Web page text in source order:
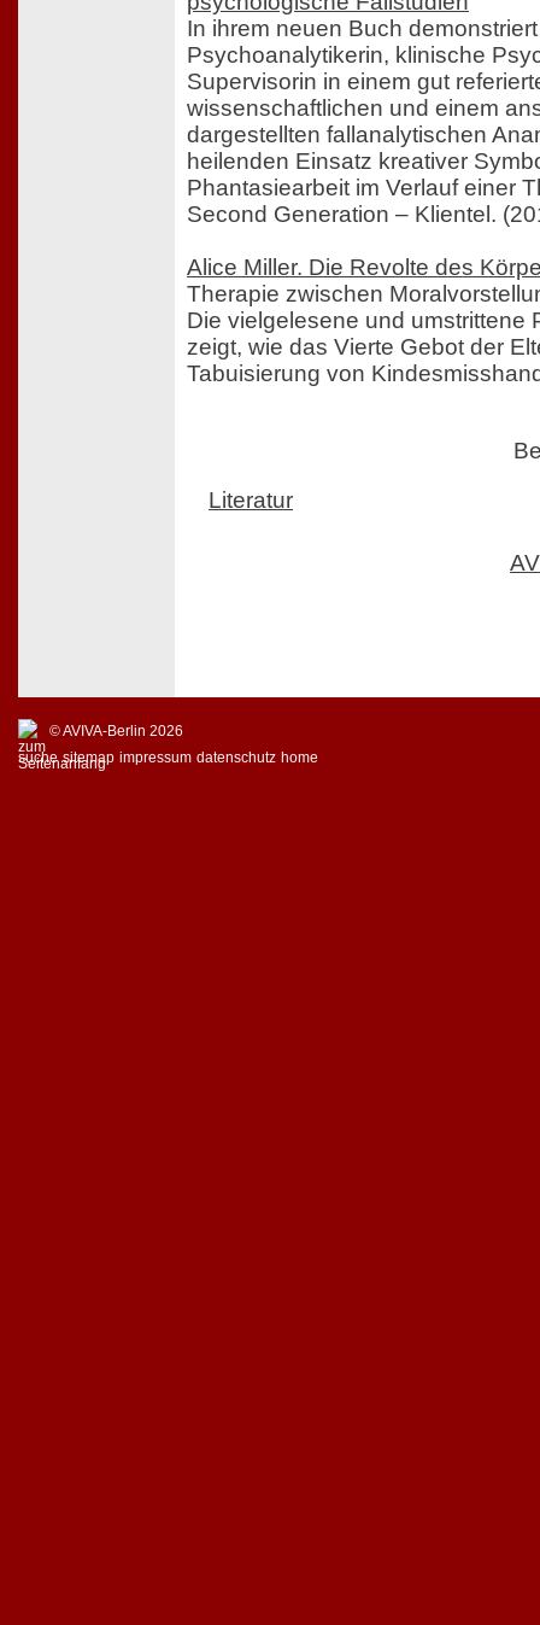
In ihrem neuen Buch
Psychoanalytikerin, klinische
Supervisorin in einem gut
wissenschaftlichen und einem
dargestellten fallanalytischen
heilenden Einsatz kreativer
Phantasiearbeit im Verlauf einer
Second Generation – Klientel.
Alice Miller. Die Revolte des
Therapie zwischen
Die vielgelesene und umstrittene
zeigt, wie das Vierte Gebot der
Tabuisierung von
Literatur
© AVIVA-Berlin 2026
suche sitemap impressum datenschutz home